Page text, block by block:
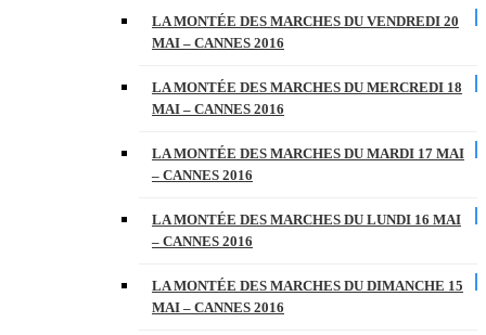
LA MONTÉE DES MARCHES DU VENDREDI 20
MAI – CANNES 2016
LA MONTÉE DES MARCHES DU MERCREDI 18
MAI – CANNES 2016
LA MONTÉE DES MARCHES DU MARDI 17 MAI
– CANNES 2016
LA MONTÉE DES MARCHES DU LUNDI 16 MAI
– CANNES 2016
LA MONTÉE DES MARCHES DU DIMANCHE 15
MAI – CANNES 2016